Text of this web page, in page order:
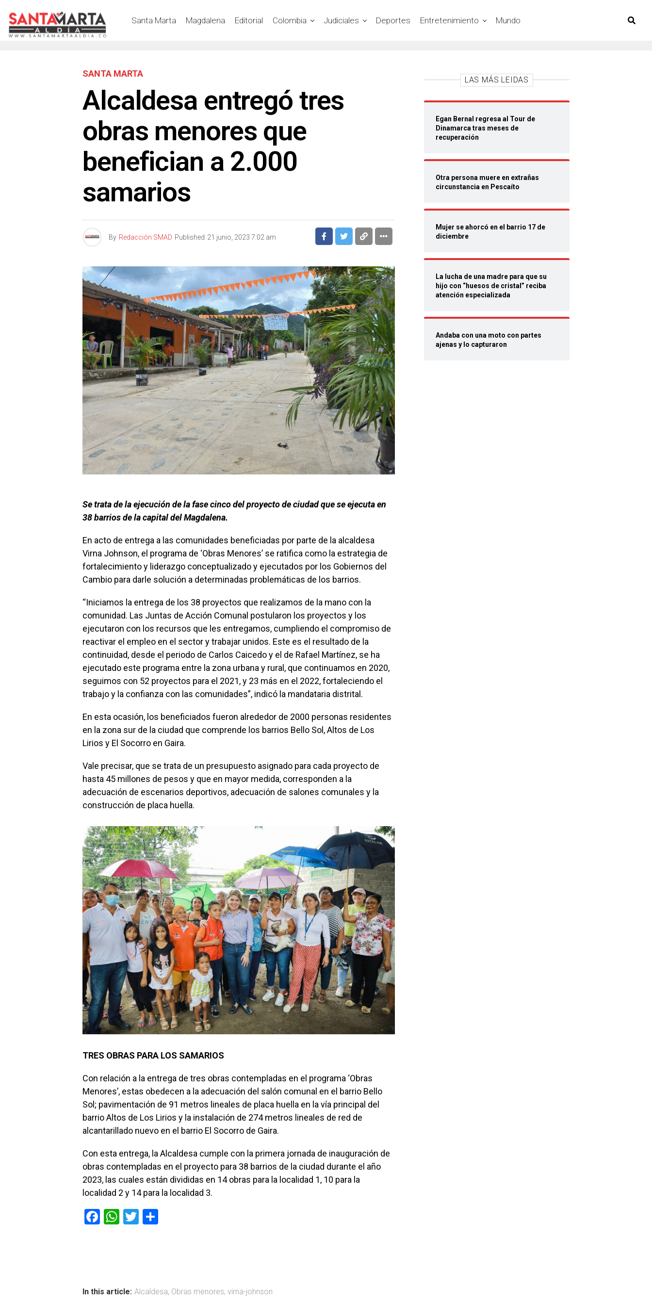
Santa Marta Magdalena Editorial Colombia Judiciales Deportes Entretenimiento Mundo
SANTA MARTA
Alcaldesa entregó tres
obras menores que
benefician a 2.000
samarios
By Redacción SMAD Published 21 junio, 2023 7:02 am
Se trata de la ejecución de la fase cinco del proyecto de ciudad que se ejecuta en
38 barrios de la capital del Magdalena.
En acto de entrega a las comunidades beneficiadas por parte de la alcaldesa
Virna Johnson, el programa de ‘Obras Menores’ se ratifica como la estrategia de
fortalecimiento y liderazgo conceptualizado y ejecutados por los Gobiernos del
Cambio para darle solución a determinadas problemáticas de los barrios.
“Iniciamos la entrega de los 38 proyectos que realizamos de la mano con la
comunidad. Las Juntas de Acción Comunal postularon los proyectos y los
ejecutaron con los recursos que les entregamos, cumpliendo el compromiso de
reactivar el empleo en el sector y trabajar unidos. Este es el resultado de la
continuidad, desde el periodo de Carlos Caicedo y el de Rafael Martínez, se ha
ejecutado este programa entre la zona urbana y rural, que continuamos en 2020,
seguimos con 52 proyectos para el 2021, y 23 más en el 2022, fortaleciendo el
trabajo y la confianza con las comunidades”, indicó la mandataria distrital.
En esta ocasión, los beneficiados fueron alrededor de 2000 personas residentes
en la zona sur de la ciudad que comprende los barrios Bello Sol, Altos de Los
Lirios y El Socorro en Gaira.
Vale precisar, que se trata de un presupuesto asignado para cada proyecto de
hasta 45 millones de pesos y que en mayor medida, corresponden a la
adecuación de escenarios deportivos, adecuación de salones comunales y la
construcción de placa huella.
TRES OBRAS PARA LOS SAMARIOS
Con relación a la entrega de tres obras contempladas en el programa ‘Obras
Menores’, estas obedecen a la adecuación del salón comunal en el barrio Bello
Sol; pavimentación de 91 metros lineales de placa huella en la vía principal del
barrio Altos de Los Lirios y la instalación de 274 metros lineales de red de
alcantarillado nuevo en el barrio El Socorro de Gaira.
Con esta entrega, la Alcaldesa cumple con la primera jornada de inauguración de
obras contempladas en el proyecto para 38 barrios de la ciudad durante el año
2023, las cuales están divididas en 14 obras para la localidad 1, 10 para la
localidad 2 y 14 para la localidad 3.
F
ok
W
p
T
tir
In this article: Alcaldesa, Obras menores, virna-johnson
LAS MÁS LEIDAS
Egan Bernal regresa al Tour de
Dinamarca tras meses de
recuperación
Otra persona muere en extrañas
circunstancia en Pescaíto
Mujer se ahorcó en el barrio 17 de
diciembre
La lucha de una madre para que su
hijo con “huesos de cristal” reciba
atención especializada
Andaba con una moto con partes
ajenas y lo capturaron